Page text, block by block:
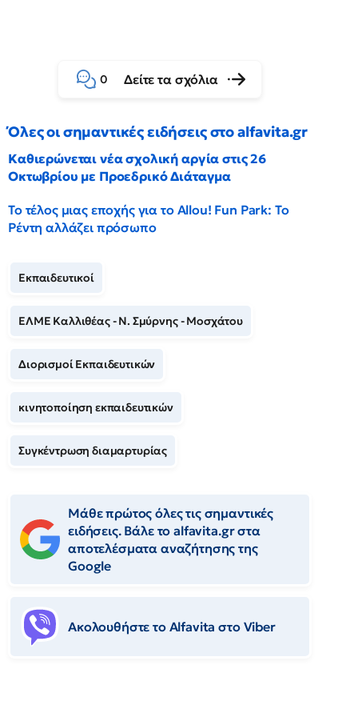
0 Δείτε τα σχόλια
Όλες οι σημαντικές ειδήσεις στο alfavita.gr
Καθιερώνεται νέα σχολική αργία στις 26
Οκτωβρίου με Προεδρικό Διάταγμα
Το τέλος μιας εποχής για το Allou! Fun Park: Το
Ρέντη αλλάζει πρόσωπο
Εκπαιδευτικοί
ΕΛΜΕ Καλλιθέας - Ν. Σμύρνης - Μοσχάτου
Διορισμοί Εκπαιδευτικών
κινητοποίηση εκπαιδευτικών
Συγκέντρωση διαμαρτυρίας
Μάθε πρώτος όλες τις σημαντικές
ειδήσεις. Βάλε το alfavita.gr στα
αποτελέσματα αναζήτησης της
Google
Ακολουθήστε το Αlfavita στο Viber